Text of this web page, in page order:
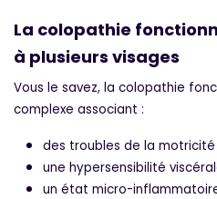
La colopathie
à plusieurs visages
Vous le savez, la colopathie
complexe associant :
des troubles de la
une hypersensibilité
un état micro-